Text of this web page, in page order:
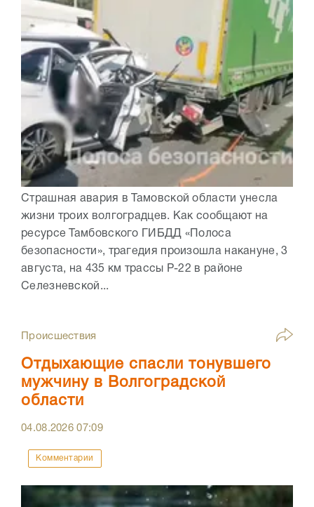
Страшная авария в Тамовской области унесла
жизни троих волгоградцев. Как сообщают на
ресурсе Тамбовского ГИБДД «Полоса
безопасности», трагедия произошла накануне, 3
августа, на 435 км трассы Р-22 в районе
Селезневской...
Происшествия
Отдыхающие спасли тонувшего
мужчину в Волгоградской
области
04.08.202607:09
Комментарии